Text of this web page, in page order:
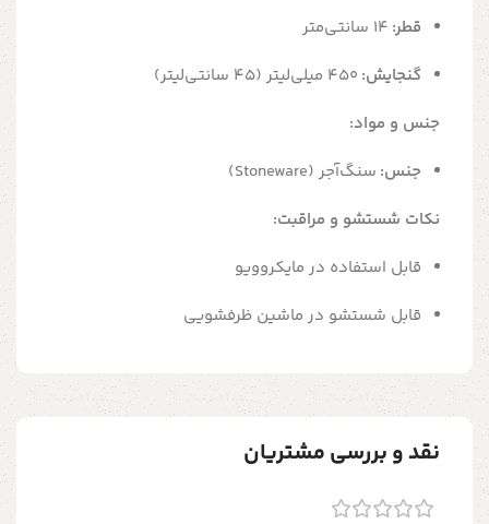
قطر:
گنجایش:
جنس و مواد:
جنس: سنگ‌آجر (Stoneware)
نکات شستشو و مراقبت:
قابل استفاده در مایکروویو
قابل شستشو در ماشین ظرفشویی
نقد و بررسی مشتریان